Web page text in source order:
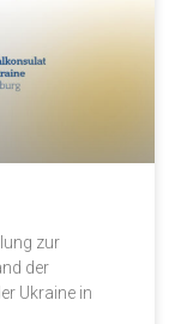
zur
der
Ukraine in